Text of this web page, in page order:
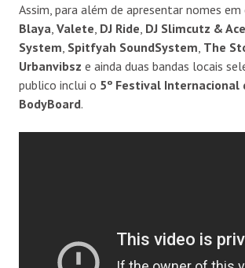
Assim, para além de apresentar nomes
Blaya Valete DJ Ride DJ Slimcutz & Ace
System Spitfyah SoundSystem The
Urbanvibsz e ainda duas bandas locais
publico inclui o 5º Festival Internacional
BodyBoard.